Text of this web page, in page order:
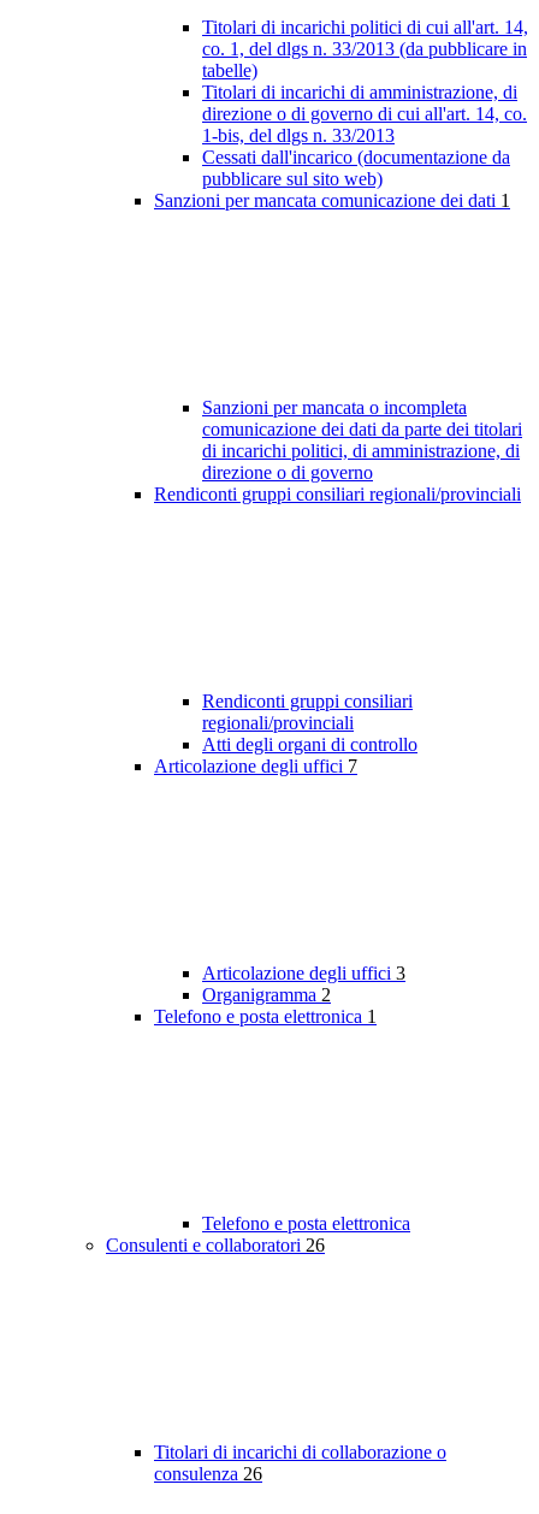
Titolari di incarichi politici di cui all'art. 14,
co. 1, del dlgs n. 33/2013 (da pubblicare in
tabelle)
Titolari di incarichi di amministrazione, di
direzione o di governo di cui all'art. 14, co.
1-bis, del dlgs n. 33/2013
Cessati dall'incarico (documentazione da
pubblicare sul sito web)
Sanzioni per mancata comunicazione dei dati 1
Sanzioni per mancata o incompleta
comunicazione dei dati da parte dei titolari
di incarichi politici, di amministrazione, di
direzione o di governo
Rendiconti gruppi consiliari regionali/provinciali
Rendiconti gruppi consiliari
regionali/provinciali
Atti degli organi di controllo
Articolazione degli uffici 7
Articolazione degli uffici 3
Organigramma 2
Telefono e posta elettronica 1
Telefono e posta elettronica
Consulenti e collaboratori 26
Titolari di incarichi di collaborazione o
consulenza 26